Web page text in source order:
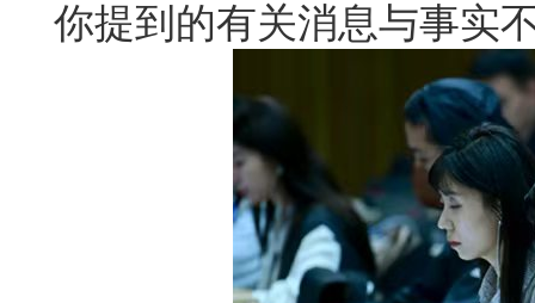
你提到的有关消息与事实